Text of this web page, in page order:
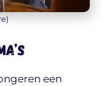
een